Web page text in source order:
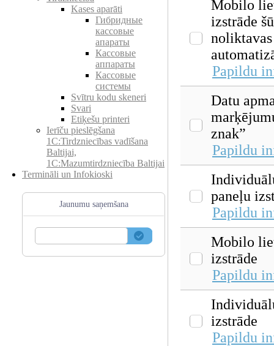
Kases aparāti
Гибридные
кассовые
апараты
Кассовые
аппараты
Кассовые
системы
Svītru kodu skeneri
Svari
Etiķešu printeri
Ierīču pieslēgšana
1C:Tirdzniecības vadīšana
Baltijai,
1C:Mazumtirdzniecība Baltijai
Termināli un Infokioski
Jaunumu saņemšana
Mobilo
izstrāde
noliktavas
Papildu
Datu
znak”
Papildu
paneļu
Papildu
Mobilo
izstrāde
Papildu
izstrāde
Papildu